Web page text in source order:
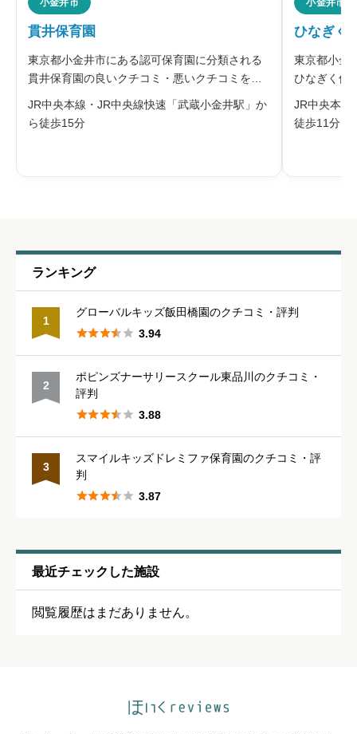
星の数をお選びください
管理職との人間関係 必須
星の数をお選びください 
星の数をお選びください   
星の数をお選びください
シフトの融通 必須
残業・持ち帰り仕事の少なさ
星の数をお選びください 
貫井保育園
東京都小金井市にある認可保育園に分類される
貫井保育園の良いクチコミ・悪いクチコミを合
わせて評判をご紹介します。社会福祉法人妙泉
会が運営する小金井市の認可保育園です。公式
サイトでは、昭和29年に東京都の認可を受け、
JR中央本線・JR中央線快速「武蔵小金井駅」か
ら徒歩15分
ひなぎく
東京都小金
ひなぎく保
を合わせ
可保育園
領に基づい
JR中央本線
徒歩11分
ランキング
1
グローバルキッズ飯田橋園のクチコミ・評判
 3.94
2
ポピンズナーサリースクール東品川のクチコミ・
評判
 3.88
3
スマイルキッズドレミファ保育園のクチコミ・評
判
 3.87
最近チェックした施設
閲覧履歴はまだありません。